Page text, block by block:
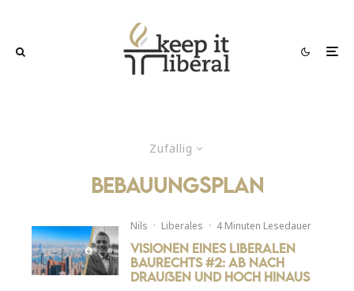
Zufällig
bebauungsplan
Nils · Liberales · 4 Minuten Lesedauer
Visionen eines liberalen
Baurechts #2: Ab nach
draußen und hoch hinaus